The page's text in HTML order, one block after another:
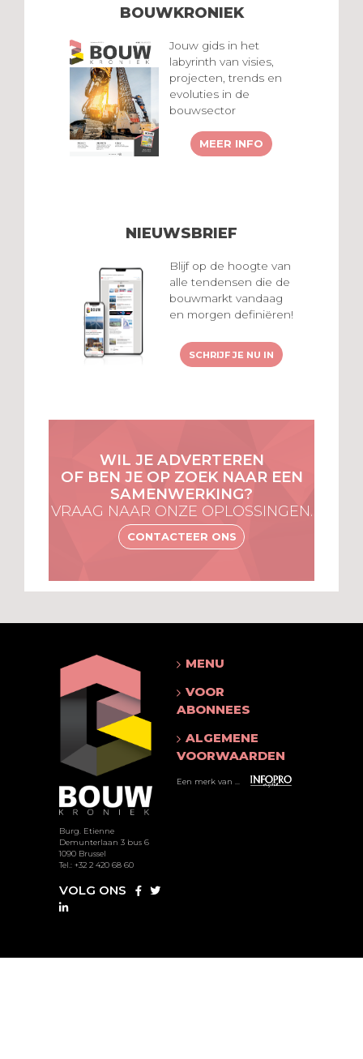
BOUWKRONIEK
Jouw gids in het
labyrinth van visies,
projecten, trends en
evoluties in de
bouwsector
MEER INFO
NIEUWSBRIEF
Blijf op de hoogte van
alle tendensen die de
bouwmarkt vandaag
en morgen definiëren!
SCHRIJF JE NU IN
WIL JE ADVERTEREN
OF BEN JE OP ZOEK NAAR EEN
SAMENWERKING?
VRAAG NAAR ONZE OPLOSSINGEN.
CONTACTEER ONS
Burg. Etienne
Demunterlaan 3 bus 6
1090 Brussel
Tel.: +32 2 420 68 60
VOLG ONS
MENU
VOOR
ABONNEES
ALGEMENE
VOORWAARDEN
Een merk van ...